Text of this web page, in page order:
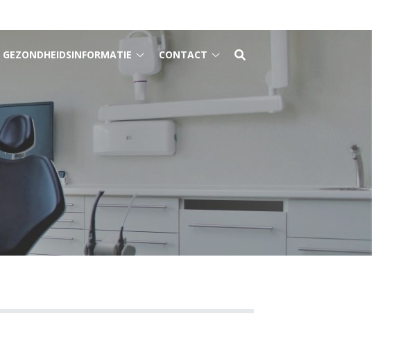
GEZONDHEIDSINFORMATIE
Gezondheidsinformatie
submenu
CONTACT